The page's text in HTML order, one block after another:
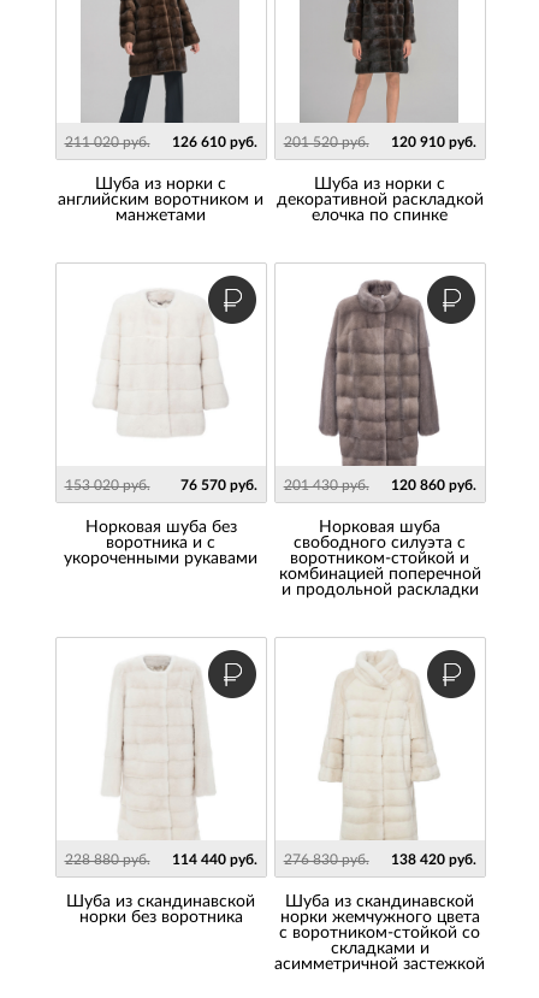
211 020 руб. 126 610 руб.
Шуба из норки с
английским воротником и
манжетами
201 520 руб. 120 910 руб.
Шуба из норки с
декоративной раскладкой
елочка по спинке
153 020 руб. 76 570 руб.
Норковая шуба без
воротника и с
укороченными рукавами
201 430 руб. 120 860 руб.
Норковая шуба
свободного силуэта с
воротником-стойкой и
комбинацией поперечной
и продольной раскладки
228 880 руб. 114 440 руб.
Шуба из скандинавской
норки без воротника
276 830 руб. 138 420 руб.
Шуба из скандинавской
норки жемчужного цвета
с воротником-стойкой со
складками и
асимметричной застежкой